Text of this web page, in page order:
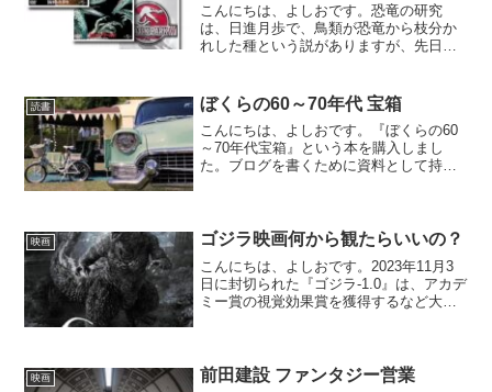
こんにちは、よしおです。恐竜の研究
は、日進月歩で、鳥類が恐竜から枝分か
れした種という説がありますが、先日、
ュメンタリーを観ていたら、ティラノサ
ウルスの疾走速度を推測する...
読書 ぼくらの60～70年代 宝箱
こんにちは、よしおです。『ぼくらの60
～70年代宝箱』という本を購入しまし
た。ブログを書くために資料として持っ
綴った本です。著者は、...
映画 ゴジラ映画何から観たらいいの？
こんにちは、よしおです。2023年11月3
日に封切られた『ゴジラ-1.0』は、アカデ
ミー賞の視覚効果賞を獲得するなど大ヒ
モノ...
映画 前田建設 ファンタジー営業